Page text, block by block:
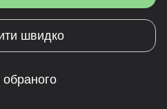
швидко